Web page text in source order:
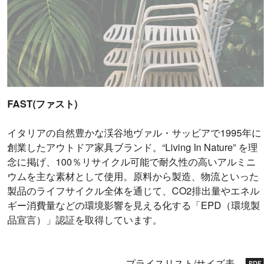
FAST(ファスト)
イタリアの自然豊かな渓谷地ヴァル・サッビアで1995年に
創業したアウトドア家具ブランド。“Living In Nature” を理
念に掲げ、100％リサイクル可能で耐久性の高いアルミニ
ウムを主な素材として使用。原料から製造、物流といった
製品のライフサイクル全体を通じて、CO2排出量やエネル
ギー消費量などの環境影響を見える化する「EPD（環境製
品宣言）」認証を取得しています。